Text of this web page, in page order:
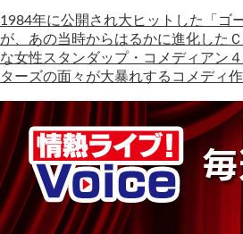
1984年に公開され大ヒットした「ゴ
が、あの当時からはるかに進化した
な女性スタンダップ・コメディアン
ターズの面々が大暴れするコメディ